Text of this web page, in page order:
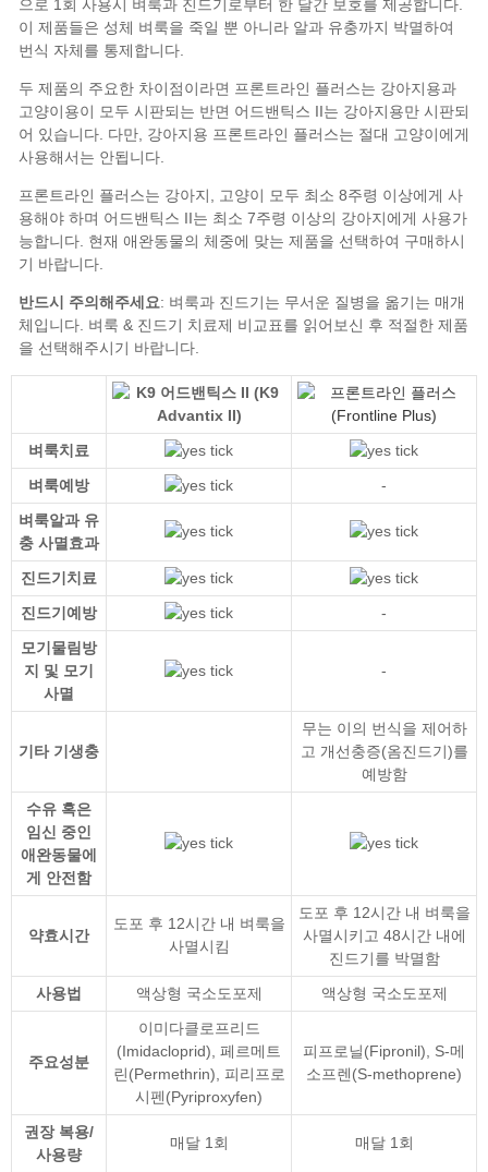
반드시 주의해주세요
벼룩 & 진드기 치료제 비교표
벼룩치료
벼룩예방
-
벼룩알과 유
충 사멸효과
진드기치료
진드기예방
-
모기물림방
지 및 모기
사멸
-
기타 기생충
무는 이의 번식을 제어하
고 개선충증(옴진드기)를
예방함
수유 혹은
임신 중인
애완동물에
게 안전함
약효시간
도포 후 12시간 내 벼룩을
사멸시킴
도포 후 12시간 내 벼룩을
사멸시키고 48시간 내에
진드기를 박멸함
사용법
액상형 국소도포제 액상형 국소도포제
주요성분
이미다클로프리드
(Imidacloprid) 페르메트
린(Permethrin)
피리프로
시펜(Pyriproxyfen)
피프로닐(Fipronil)
S-메
소프렌(S-methoprene)
권장 복용/
사용량
매달 1회 매달 1회